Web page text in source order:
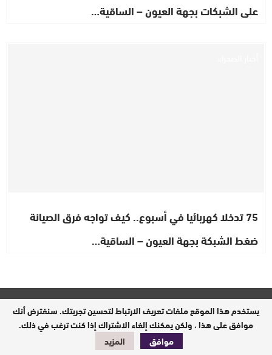
على الشبكات بجهة العيون – الساقية…
75 تدخلا كهربائيا في أسبوع.. كيف تواجه فرق الصيانة
ضغط الشبكة بجهة العيون – الساقية…
يستخدم هذا الموقع ملفات تعريف الارتباط لتحسين تجربتك. سنفترض أنك
موافق على هذا ، ولكن يمكنك إلغاء الاشتراك إذا كنت ترغب في ذلك.
موافق
المزيد